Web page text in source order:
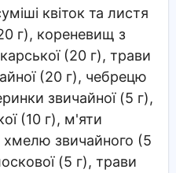
квіток та листя
г), кореневищ з
(20 г), трави
(20 г), чебрецю
звичайної (5 г),
(10 г), м'яти
звичайного (5
(5 г), трави